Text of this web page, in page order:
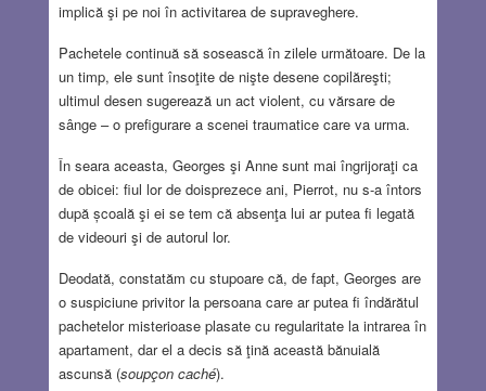
implică şi pe noi în activitarea de supraveghere.
Pachetele continuă să sosească în zilele următoare. De la
un timp, ele sunt însoţite de nişte desene copilăreşti;
ultimul desen sugerează un act violent, cu vărsare de
sânge – o prefigurare a scenei traumatice care va urma.
În seara aceasta, Georges şi Anne sunt mai îngrijoraţi ca
de obicei: fiul lor de doisprezece ani, Pierrot, nu s-a întors
după școală şi ei se tem că absenţa lui ar putea fi legată
de videouri şi de autorul lor.
Deodată, constatăm cu stupoare că, de fapt, Georges are
o suspiciune privitor la persoana care ar putea fi îndărătul
pachetelor misterioase plasate cu regularitate la intrarea în
apartament, dar el a decis să ţină această bănuială
ascunsă (soupçon caché).